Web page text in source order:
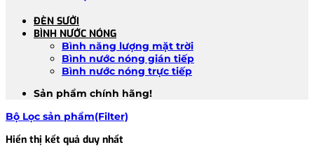
ĐÈN SƯỞI
BÌNH NƯỚC NÓNG
Bình năng lượng mặt trời
Bình nước nóng gián tiếp
Bình nước nóng trực tiếp
Sản phẩm chính hãng!
Bộ Lọc sản phẩm(Filter)
Hiển thị kết quả duy nhất